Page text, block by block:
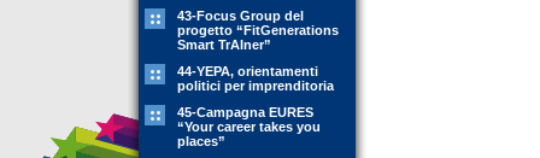
43-Focus Group del
progetto “FitGenerations
Smart TrAIner”
44-YEPA, orientamenti
politici per imprenditoria
45-Campagna EURES
“Your career takes you
places”